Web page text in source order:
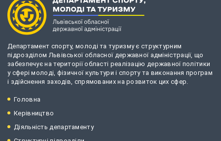
Департамент спорту, молоді та туризму є структурним
підрозділом Львівської обласної державної адміністрації, що
забезпечує на території області реалізацію державної політики
у сфері молоді, фізичної культури і спорту та виконання програм
і здійснення заходів, спрямованих на розвиток цих сфер.
Головна
Керівництво
Діяльність департаменту